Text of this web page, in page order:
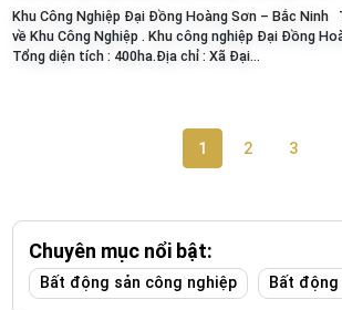
Khu Công Nghiệp Đại Đồng Hoàng Sơn – Bắc
về Khu Công Nghiệp . Khu công nghiệp Đại Đồng
Tổng diện tích : 400ha.Địa chỉ : Xã Đại...
1 2 3
Chuyên mục nổi bật:
Bất động sản công nghiệp Bất